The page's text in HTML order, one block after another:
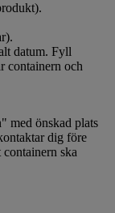
datum. Fyll
containern och
med önskad plats
dig före
ska